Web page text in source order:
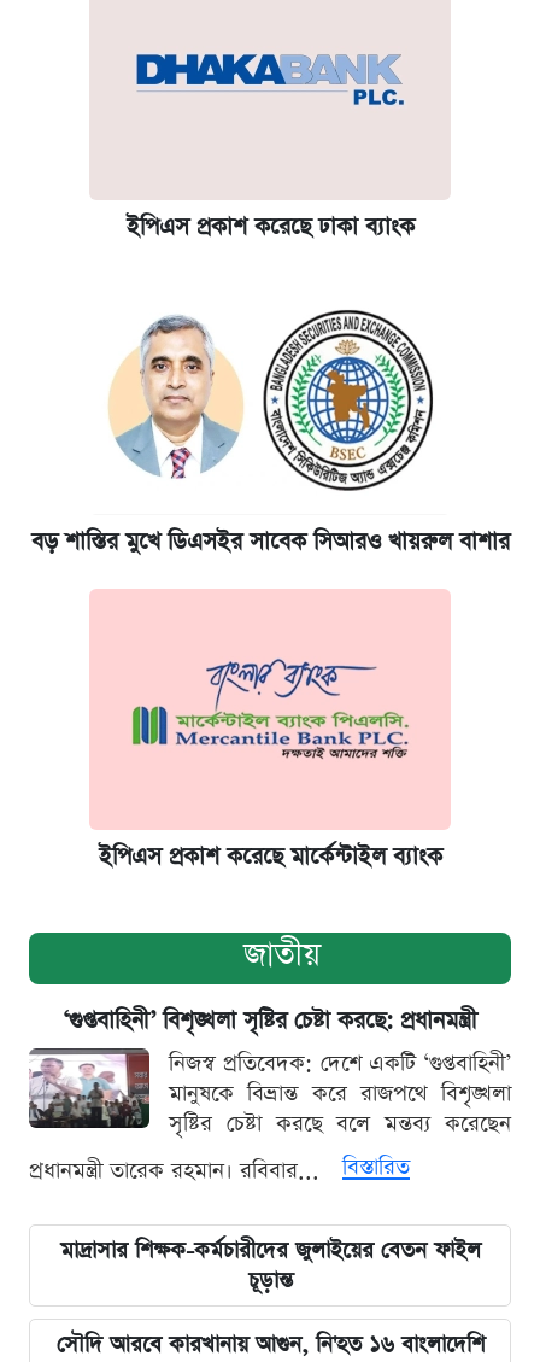
ইপিএস প্রকাশ করেছে ঢাকা ব্যাংক
বড় শাস্তির মুখে ডিএসইর সাবেক সিআরও খায়রুল বাশার
ইপিএস প্রকাশ করেছে মার্কেন্টাইল ব্যাংক
জাতীয়
‘গুপ্তবাহিনী’ বিশৃঙ্খলা সৃষ্টির চেষ্টা করছে: প্রধানমন্ত্রী
নিজস্ব প্রতিবেদক: দেশে একটি ‘গুপ্তবাহিনী’
মানুষকে বিভ্রান্ত করে রাজপথে বিশৃঙ্খলা
সৃষ্টির চেষ্টা করছে বলে মন্তব্য করেছেন
প্রধানমন্ত্রী তারেক রহমান। রবিবার...
বিস্তারিত
মাদ্রাসার শিক্ষক-কর্মচারীদের জুলাইয়ের বেতন ফাইল
চূড়ান্ত
সৌদি আরবে কারখানায় আগুন, নি'হত ১৬ বাংলাদেশি